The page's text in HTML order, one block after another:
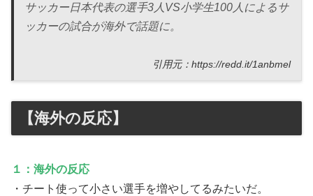
サッカー日本代表の選手3人VS小学生100人によるサ
ッカーの試合が海外で話題に。
引用元：https://redd.it/1anbmel
【海外の反応】
１：海外の反応
・チート使って小さい選手を増やしてるみたいだ。